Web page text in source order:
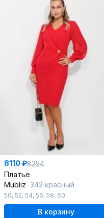
8110 ₽8254
Платье
Mubliz 342 красный
50, 52, 54, 56, 58, 60
В корзину